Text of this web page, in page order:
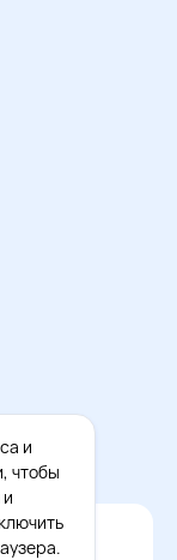
Запад
и
чтобы